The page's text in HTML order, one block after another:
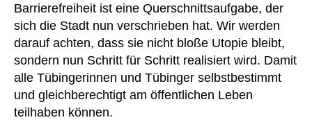
Barrierefreiheit ist eine Querschnittsaufgabe, der
sich die Stadt nun verschrieben hat. Wir werden
darauf achten, dass sie nicht bloße Utopie bleibt,
sondern nun Schritt für Schritt realisiert wird. Damit
alle Tübingerinnen und Tübinger selbstbestimmt
und gleichberechtigt am öffentlichen Leben
teilhaben können.